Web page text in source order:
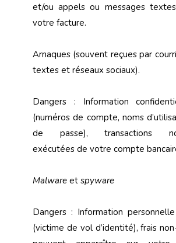
et/ou appels ou messages
votre facture.
Arnaques (souvent reçues par
textes et réseaux sociaux).
Dangers : Information
(numéros de compte, noms
de passe), transactions
exécutées de votre compte
Malware et spyware
Dangers : Information
(victime de vol d’identité), frais